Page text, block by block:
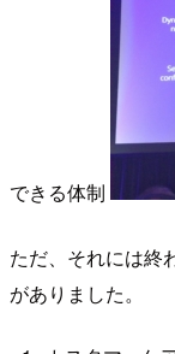
できる体制
ただ、それには終
がありました。